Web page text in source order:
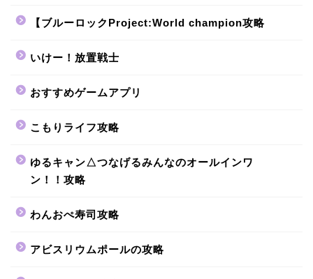
【ブルーロックProject:World champion攻略
いけー！放置戦士
おすすめゲームアプリ
こもりライフ攻略
ゆるキャン△つなげるみんなのオールインワ
ン！！攻略
わんおぺ寿司攻略
アビスリウムポールの攻略